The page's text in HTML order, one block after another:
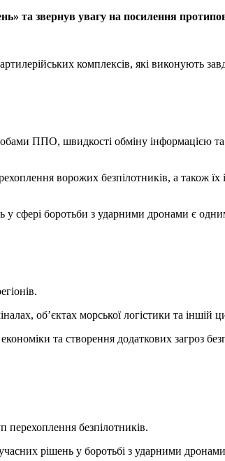
та звернув увагу на посилення
комплексів, які виконують
ППО, швидкості обміну інформацією та
ворожих безпілотників, а також їх
сфері боротьби з ударними дронами є
об’єктах морської логістики та іншій
та створення додаткових загроз
перехоплення безпілотників.
рішень у боротьбі з ударними